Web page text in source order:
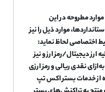
مطروحه در این
موارد ذیل را نیز
اختصاصی لحاظ نماید:
ارز دیجیتال/رمز ارز و نیز
نقدی ریالی و رمز ارزی
از خدمات بستر اکس تپ